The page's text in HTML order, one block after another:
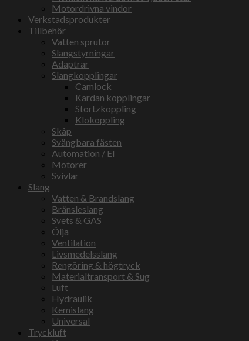
Motordrivna vindor
Verkstadsprodukter
Tillbehör
Vatten sprutor
Slangstyrningar
Adaptrar
Slangkopplingar
Camlock
Kardan kopplingar
Stortzkoppling
Klokoppling
Skåp
Svängbara fästen
Automation / El
Motorer
Svivlar
Slang
Vatten & Brandslang
Bränsleslang
Svets & GAS
Ólja
Ventilation
Livsmedelsslang
Rengöring & högtryck
Materialtransport & Sug
Luft
Hydraulik
Kemislang
Universal
Tryckluft